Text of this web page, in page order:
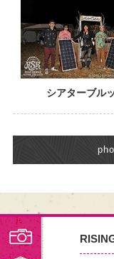
シアターブル